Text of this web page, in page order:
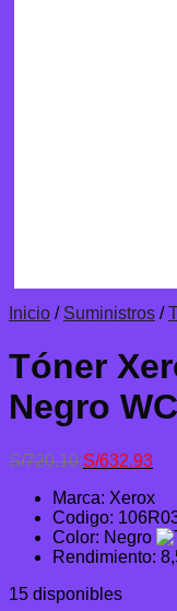
Inicio / Suministros /
Tóner
Negro
S/720.10 El
original
era:
S/720.10.
S/632.93El
es:
S/
Marca: Xerox
Codigo:
Color: Negro
Rendimiento:
15 disponibles